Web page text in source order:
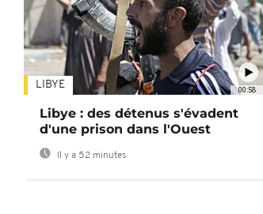
00:58
LIBYE
Libye : des détenus s'évadent
d'une prison dans l'Ouest
Il y a 52 minutes